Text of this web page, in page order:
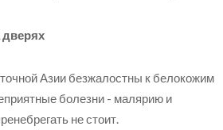
дверях
Азии безжалостны к белокожим
болезни - малярию и
не стоит.